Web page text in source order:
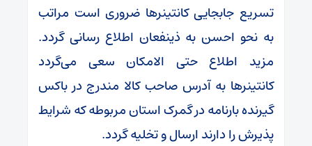
تسریع جابجایی کانتینر‌ها ضروری است مراتب
به نحو احسن به ذینفعان اطلاع رسانی گردد.
مزید اطلاع حتی الامکان سعی می‌گردد
کانتینر‌ها به آدرس صاحب کالا مندرج در باکس
گیرنده بارنامه در گمرک استان مربوطه که شرایط
پذیرش را دارند ارسال و تخلیه گردد.